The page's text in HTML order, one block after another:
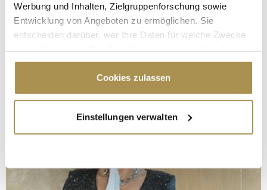
Werbung und Inhalten, Zielgruppenforschung sowie
Entwicklung von Angeboten zu ermöglichen. Sie
entscheiden darüber, wer Ihre Daten für welche Zwecke
Cookie-Erklärung oder durch Klicken auf das Privacy
Trigger Symbol ändern oder widerrufen
Informationen über Ihre geografische Lage
erfassen, welche bis auf einige Meter genau sein
bestimmten Merkmalen (Fingerprinting) identifizieren
Cookies zulassen
Einstellungen verwalten